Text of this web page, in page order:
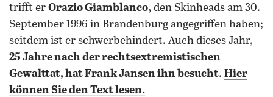
trifft er Orazio Giamblanco, den Skinheads am 30.
September 1996 in Brandenburg angegriffen haben;
seitdem ist er schwerbehindert. Auch dieses Jahr,
25 Jahre nach der rechtsextremistischen
Gewalttat, hat Frank Jansen ihn besucht. Hier
können Sie den Text lesen.